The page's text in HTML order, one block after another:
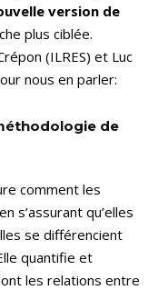
version de
plus ciblée.
(ILRES) et Luc
nous en parler:
de
comment les
s’assurant qu’elles
se différencient
quantifie et
les relations entre